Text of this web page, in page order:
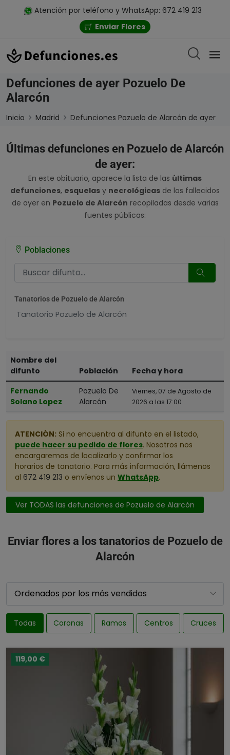
Atención por teléfono y WhatsApp: 672 419 213
Enviar Flores
Defunciones de ayer Pozuelo De
Alarcón
Inicio Madrid Defunciones Pozuelo de Alarcón de ayer
Últimas defunciones en Pozuelo de Alarcón
de ayer:
En este obituario, aparece la lista de las últimas
defunciones, esquelas y necrológicas de los fallecidos
de ayer en Pozuelo de Alarcón recopiladas desde varias
fuentes públicas:
Poblaciones
Tanatorios de Pozuelo de Alarcón
Tanatorio Pozuelo de Alarcón
Nombre del
difunto
Población
Fecha y hora
Fernando
Solano Lopez
Pozuelo De
Alarcón
Viernes, 07 de Agosto de
2026 a las 17:00
ATENCIÓN: Si no encuentra al difunto en el listado,
puede hacer su pedido de flores. Nosotros nos
encargaremos de localizarlo y confirmar los
horarios de tanatorio. Para más información, llámenos
al 672 419 213 o envíenos un WhatsApp.
Ver TODAS las defunciones de Pozuelo de Alarcón
Enviar flores a los tanatorios de Pozuelo de
Alarcón
Todas Coronas Ramos Centros Cruces
119,00 €